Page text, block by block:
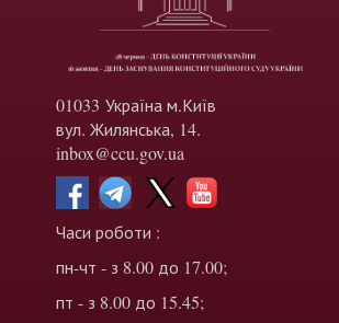
01033 Україна м.Київ
вул. Жилянська, 14.
inbox@ccu.gov.ua
Часи роботи :
пн-чт - з 8.00 до 17.00;
пт - з 8.00 до 15.45;